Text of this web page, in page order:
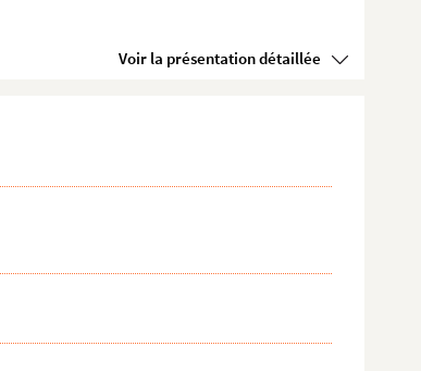
Voir la présentation détaillée